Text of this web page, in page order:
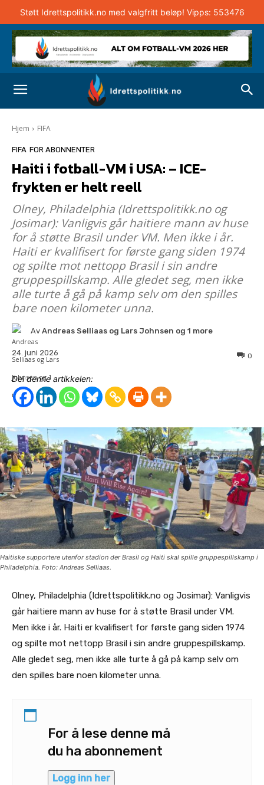
Støtt Idrettspolitikk.no med valgfritt beløp! Vipps: 553476
Hjem FIFA
FIFA FOR ABONNENTER
Haiti i fotball-VM i USA: – ICE-
frykten er helt reell
Olney, Philadelphia (Idrettspolitikk.no og
Josimar): Vanligvis går haitiere mann av huse
for å støtte Brasil under VM. Men ikke i år.
Haiti er kvalifisert for første gang siden 1974
og spilte mot nettopp Brasil i sin andre
gruppespillskamp. Alle gledet seg, men ikke
alle turte å gå på kamp selv om den spilles
bare noen kilometer unna.
Av Andreas Selliaas og Lars Johnsen og 1 more
24. juni 2026 0
Del denne artikkelen:
Haitiske supportere utenfor stadion der Brasil og Haiti skal spille gruppespillskamp i
Philadelphia. Foto: Andreas Selliaas.
Olney, Philadelphia (Idrettspolitikk.no og Josimar): Vanligvis
går haitiere mann av huse for å støtte Brasil under VM.
Men ikke i år. Haiti er kvalifisert for første gang siden 1974
og spilte mot nettopp Brasil i sin andre gruppespillskamp.
Alle gledet seg, men ikke alle turte å gå på kamp selv om
den spilles bare noen kilometer unna.
For å lese denne må
du ha abonnement
Logg inn her